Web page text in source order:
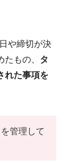
や締切が決
もの、
タ
れた事項を
管理して